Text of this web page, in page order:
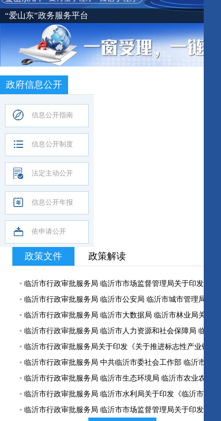
“爱山东”政务服务平台
公示公告 县区工作 表格下载
问砥砺初心！大众日报推出“沂蒙精神代代传”特别报道
商城 2026 年上半年交易数据
商城 2026 年2 季度交易数据
直播间——走进蒙阴” 暨蒙阴蜜桃产业推介大会成功举办
商城2026年6月份交易数据
国际贸易服务大厅：“一站式”服务让外商落地更便利更安心
商城2026年5月份交易数据
交易中心党总支开展树立和践行正确政绩观专题党课
政府信息公开
信息公开指南
信息公开制度
法定主动公开
信息公开年报
依申请公开
政策文件 政策解读
临沂市行政审批服务局 临沂市市场监督管理局关于印发《临沂市食品小作坊转型升级“一件事”改革工作实施方案》的
临沂市行政审批服务局 临沂市公安局 临沂市城市管理局 临沂市大数据局关于印发《临沂市城市建筑垃圾处置核准 “一件事”实施方案》的通
临沂市行政审批服务局 临沂市大数据局 临沂市林业局关于印发《临沂市林草种子生产经营“一件事”改革实施方案》的通知
临沂市行政审批服务局 临沂市人力资源和社会保障局 临沂市自然资源和规划局 临沂市住房和城乡建设局 临沂市大数据局关于印发《临沂市建筑业企业资质“一件事”实施方案》的通知
临沂市行政审批服务局关于印发《关于推进标志性产业链“一类事”改革助力全市工业经济高质量发展的十条措施》的通知
临沂市行政审批服务局 中共临沂市委社会工作部 临沂市民政局关于印发《全市性社会组织简易注销程序工作指引（试行）》的通知
临沂市行政审批服务局 临沂市生态环境局 临沂市农业农村局关于印发《临沂市生猪屠宰加工“一件事”实施方案》的通知
临沂市行政审批服务局 临沂市水利局关于印发《临沂市工程建设项目涉水审批“一件事”实施方案》的
临沂市行政审批服务局 临沂市市场监督管理局关于印发《临沂市深化“一企一照一码”改革 工作方案》的